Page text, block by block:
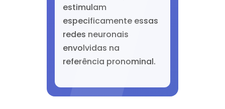
estimulam
especificamente essas
redes neuronais
envolvidas na
referência pronominal.